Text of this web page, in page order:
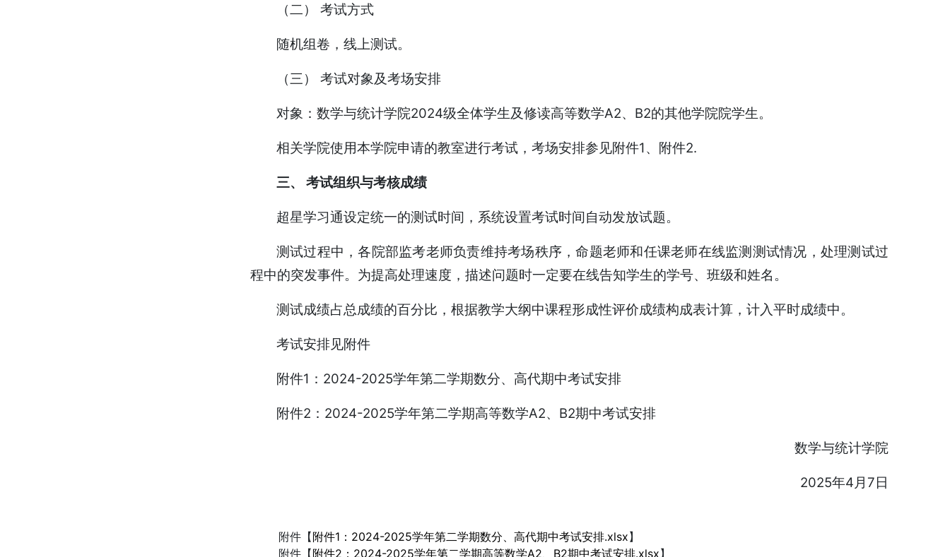
（二） 考试方式
随机组卷，线上测试。
（三） 考试对象及考场安排
对象：数学与统计学院2024级全体学生及修读高等数学A2、B2的其他学院院学生。
相关学院使用本学院申请的教室进行考试，考场安排参见附件1、附件2.
三、 考试组织与考核成绩
超星学习通设定统一的测试时间，系统设置考试时间自动发放试题。
测试过程中，各院部监考老师负责维持考场秩序，命题老师和任课老师在线监测测试情况，处理测试过
程中的突发事件。为提高处理速度，描述问题时一定要在线告知学生的学号、班级和姓名。
测试成绩占总成绩的百分比，根据教学大纲中课程形成性评价成绩构成表计算，计入平时成绩中。
考试安排见附件
附件1：2024-2025学年第二学期数分、高代期中考试安排
附件2：2024-2025学年第二学期高等数学A2、B2期中考试安排
数学与统计学院
2025年4月7日
附件【附件1：2024-2025学年第二学期数分、高代期中考试安排.xlsx】
附件【附件2：2024-2025学年第二学期高等数学A2、B2期中考试安排.xlsx】